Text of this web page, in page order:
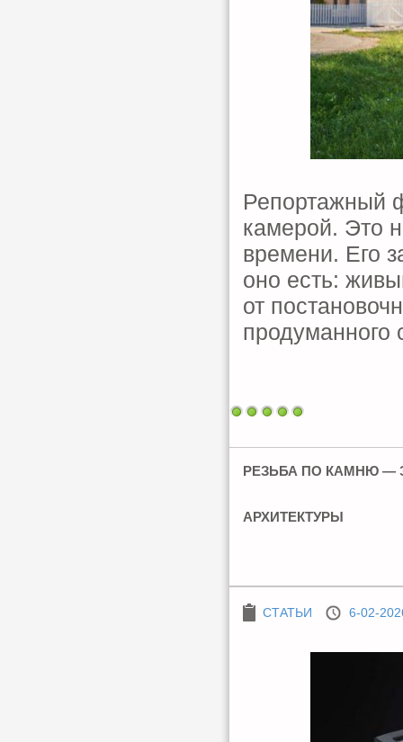
Репортажный
камерой. Это
времени. Его
оно есть:
от
продуманного
РЕЗЬБА ПО КАМНЮ —
АРХИТЕКТУРЫ
СТАТЬИ 6-02-